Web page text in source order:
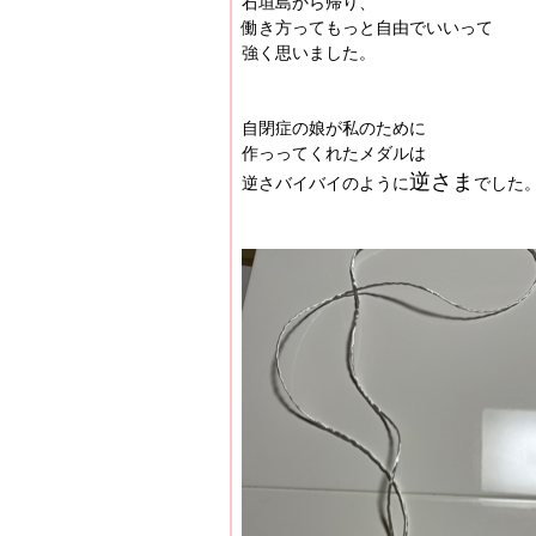
働き方ってもっと自由でいいって
強く思いました。
自閉症の娘が私のために
作っってくれたメダルは
逆さバイバイのように逆さま でした